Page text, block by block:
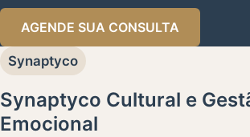
AGENDE SUA CONSULTA
Synaptyco
Synaptyco Cultural e
Emocional